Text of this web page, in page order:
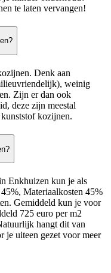
te laten vervangen!
Denk aan
weinig
Zijn er dan ook
deze zijn meestal
kozijnen.
Enkhuizen kun je als
Materiaalkosten 45%
Gemiddeld kun je voor
725 euro per m2
hangt dit van
je uiteen gezet voor meer